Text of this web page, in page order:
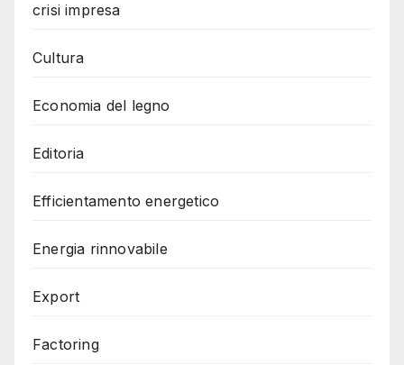
crisi impresa
Cultura
Economia del legno
Editoria
Efficientamento energetico
Energia rinnovabile
Export
Factoring